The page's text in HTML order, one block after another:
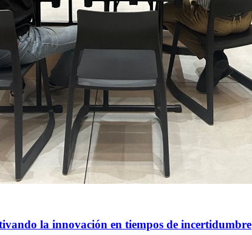
la innovación en tiempos de incertidumbre